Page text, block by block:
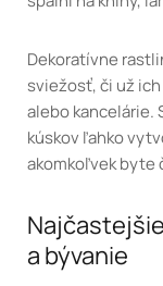
Dekoratívne
sviežosť, či už
alebo kancelárie.
kúskov ľahko
akomkoľvek byte
a bývanie